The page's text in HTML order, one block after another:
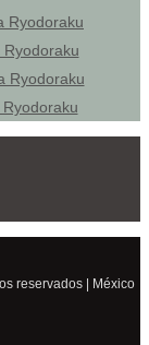
Ryodoraku
Ryodoraku
reservados | México